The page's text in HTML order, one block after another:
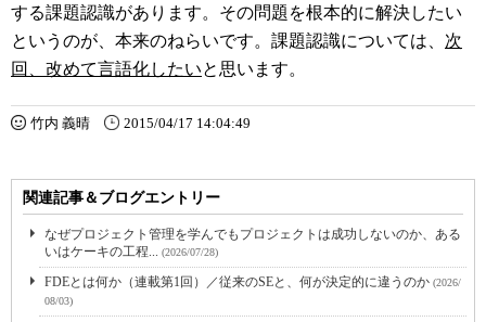
する課題認識があります。その問題を根本的に解決したい
というのが、本来のねらいです。課題認識については、 次
回、改めて言語化したいと思います。
竹内 義晴 2015/04/17 14:04:49
関連記事＆ブログエントリー
なぜプロジェクト管理を学んでもプロジェクトは成功しないのか、ある
いはケーキの工程... (2026/07/28)
FDEとは何か（連載第1回）／従来のSEと、何が決定的に違うのか (2026/
08/03)